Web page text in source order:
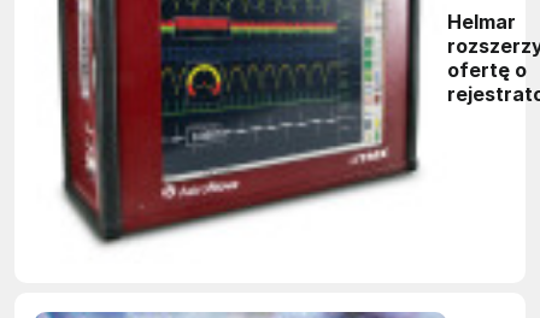
Helmar
ofertę o